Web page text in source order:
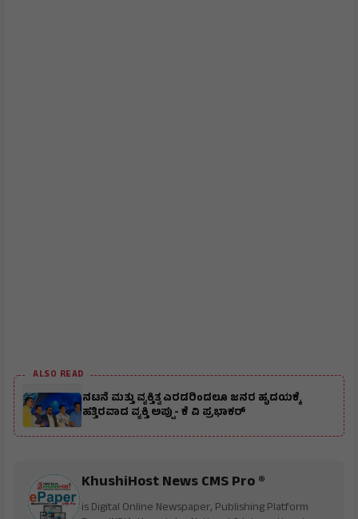
ALSO READ
ನಟನೆ ಮತ್ತು ವ್ಯಕ್ತಿತ್ವ ಎರಡರಿಂದಲೂ ಜನರ ಹೃದಯಕ್ಕೆ
ಹತ್ತಿರವಾದ ವ್ಯಕ್ತಿ ಅಪ್ಪು- ಕೆ ವಿ ಪ್ರಭಾಕರ್
KhushiHost News CMS Pro ®
is Digital Online Newspaper, Publishing Platform